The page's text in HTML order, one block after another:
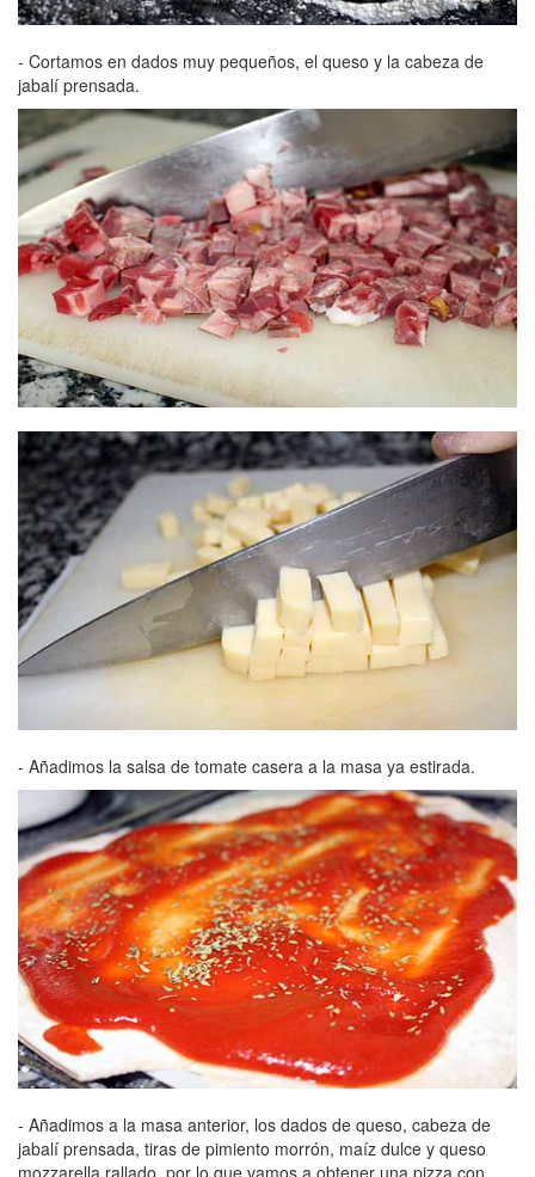
- Cortamos en dados muy pequeños, el queso y la cabeza de
jabalí prensada.
- Añadimos la salsa de tomate casera a la masa ya estirada.
- Añadimos a la masa anterior, los dados de queso, cabeza de
jabalí prensada, tiras de pimiento morrón, maíz dulce y queso
mozzarella rallado, por lo que vamos a obtener una pizza con